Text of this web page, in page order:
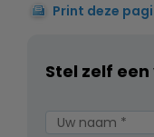
Print deze
Stel zelf